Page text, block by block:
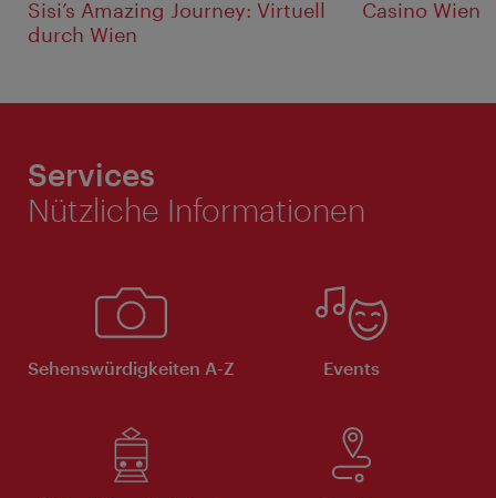
Sisi’s Amazing Journey: Virtuell
durch Wien
Casino Wien
Services
Nützliche Informationen
Sehenswürdigkeiten A-Z Events